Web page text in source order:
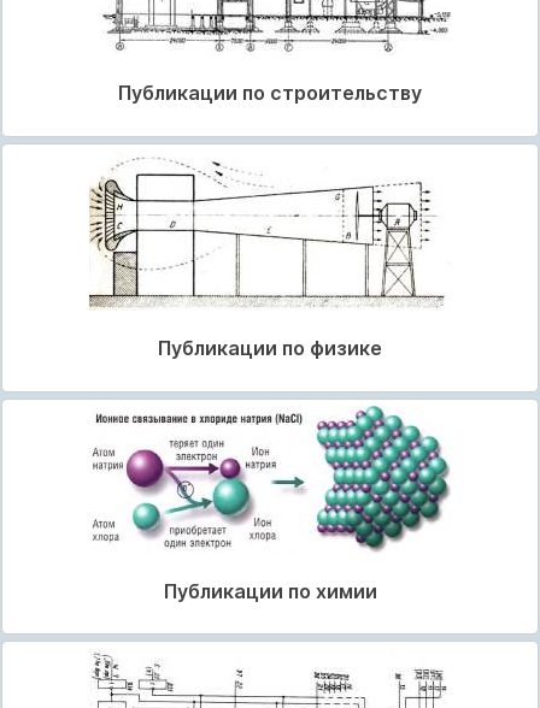
Публикации по строительству
Публикации по физике
Публикации по химии